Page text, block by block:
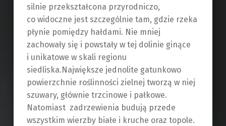
silnie przekształcona przyrodniczo,
co widoczne jest szczególnie tam, gdzie rzeka
płynie pomiędzy hałdami. Nie mniej
zachowały się i powstały w tej dolinie ginące
i unikatowe w skali regionu
siedliska. Największe jednolite gatunkowo
powierzchnie roślinności zielnej tworzą w niej
szuwary, głównie trzcinowe i pałkowe.
Natomiast zadrzewienia budują przede
wszystkim wierzby białe i kruche oraz topole.